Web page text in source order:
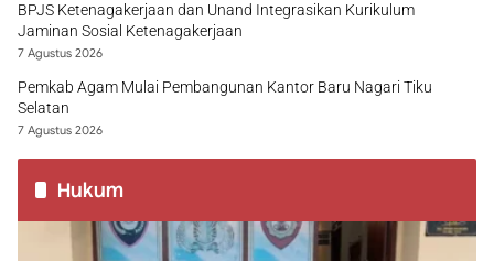
BPJS Ketenagakerjaan dan Unand Integrasikan Kurikulum
Jaminan Sosial Ketenagakerjaan
7 Agustus 2026
Pemkab Agam Mulai Pembangunan Kantor Baru Nagari Tiku
Selatan
7 Agustus 2026
Hukum